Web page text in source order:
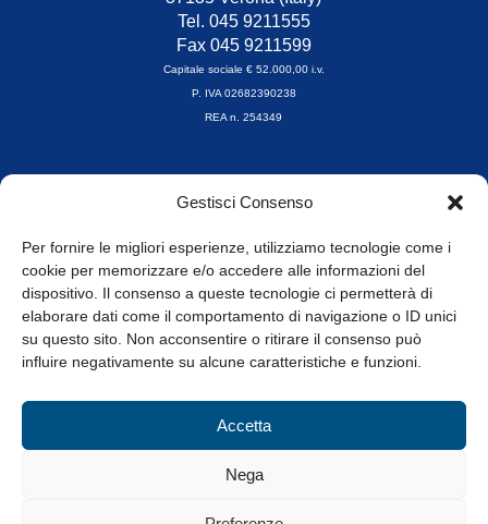
Gestisci Consenso
Per fornire le migliori esperienze, utilizziamo tecnologie come i
cookie per memorizzare e/o accedere alle informazioni del
dispositivo. Il consenso a queste tecnologie ci permetterà di
elaborare dati come il comportamento di navigazione o ID unici
su questo sito. Non acconsentire o ritirare il consenso può
influire negativamente su alcune caratteristiche e funzioni.
Accetta
Nega
Tel. 045 9211555
Fax 045 9211599
Capitale sociale € 52.000,00 i.v.
P. IVA 02682390238
REA n. 254349
Orari di apertura
8.30-13.00 / 14.00-17.30
Whistleblowing
© Tutti i diritti riservati
Privacy Policy e Cookie|Informativa Cookie